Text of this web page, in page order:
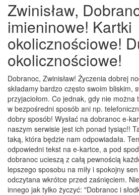
Zwinisław,
imieninowe! Kartki
okolicznościowe!
okolicznościowe!
Dobranoc, Zwinisław! Życzenia dobrej
składamy bardzo często swoim bliskim,
przyjaciołom. Co jednak, gdy nie
w bezpośredni sposób ani np.
dobry sposób! Wysłać na dobranoc e-
naszym serwisie jest ich ponad tysiąc!!
taką, która będzie nam odpowiadała.
odpowiedni tekst na e-kartce, a pod
dobranoc ucieszą z całą pewnością
lepszego sposobu na miły i spokojny
odczytana wkrótce przed zaśnięciem.
innego jak tylko życzyć: "Dobranoc i